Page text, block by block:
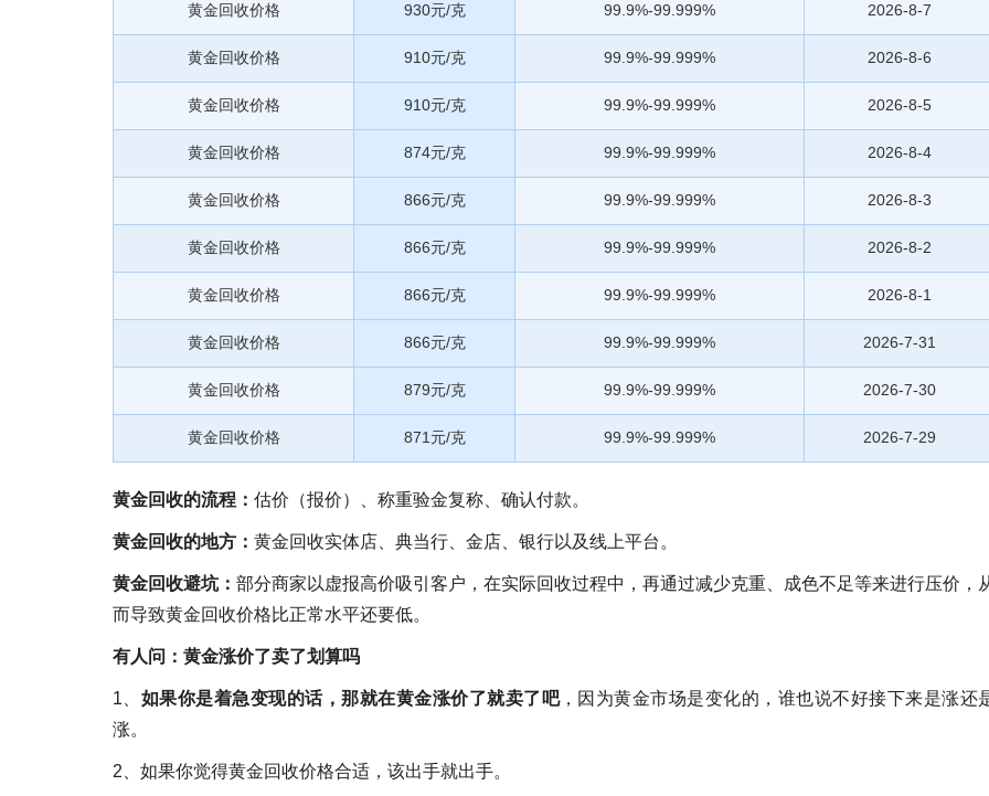
黄金回收价格 930元/克 99.9%-99.999% 2026-8-7
黄金回收价格 910元/克 99.9%-99.999% 2026-8-6
黄金回收价格 910元/克 99.9%-99.999% 2026-8-5
黄金回收价格 874元/克 99.9%-99.999% 2026-8-4
黄金回收价格 866元/克 99.9%-99.999% 2026-8-3
黄金回收价格 866元/克 99.9%-99.999% 2026-8-2
黄金回收价格 866元/克 99.9%-99.999% 2026-8-1
黄金回收价格 866元/克 99.9%-99.999% 2026-7-31
黄金回收价格 879元/克 99.9%-99.999% 2026-7-30
黄金回收价格 871元/克 99.9%-99.999% 2026-7-29
黄金回收的流程： 估价（报价）、称重验金复称、确认付款。
黄金回收的地方： 黄金回收实体店、典当行、金店、银行以及线上平台。
黄金回收避坑： 部分商家以虚报高价吸引客户，在实际回收过程中，再通过减少克重、成色不足等来进行压价，
而导致黄金回收价格比正常水平还要低。
有人问：黄金涨价了卖了划算吗
1、 如果你是着急变现的话，那就在黄金涨价了就卖了吧，因为黄金市场是变化的，谁也说不好接下来是涨还
涨。
2、如果你觉得黄金回收价格合适，该出手就出手。